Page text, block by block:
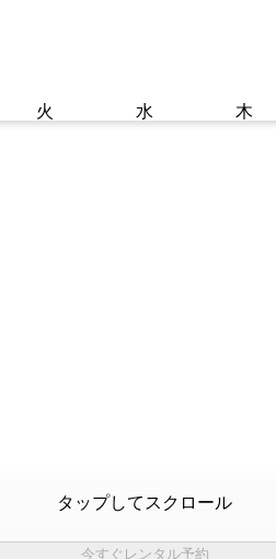
火 水 木
タップしてスクロール
今すぐレンタル予約